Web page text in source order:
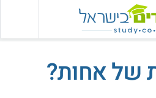
של אחות?